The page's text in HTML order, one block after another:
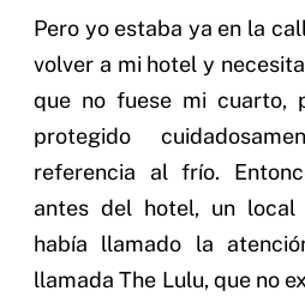
Pero yo estaba ya en la
volver a mi hotel y
que no fuese mi cuarto,
protegido
referencia al frío.
antes del hotel, un
había llamado la
llamada The Lulu, que no